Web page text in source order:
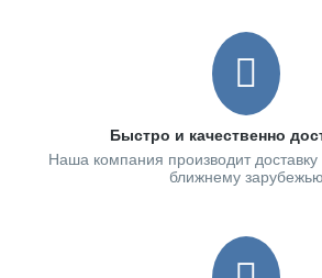
Быстро и качественно
Наша компания производит
ближнему зарубежью